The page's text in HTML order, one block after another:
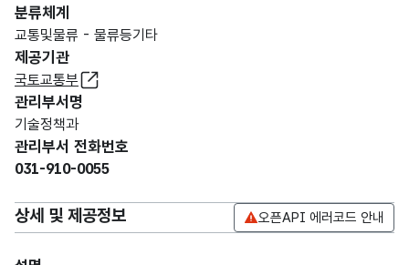
분류체계
교통및물류 - 물류등기타
제공기관
국토교통부
관리부서명
기술정책과
관리부서 전화번호
031-910-0055
상세 및 제공정보 오픈API 에러코드 안내